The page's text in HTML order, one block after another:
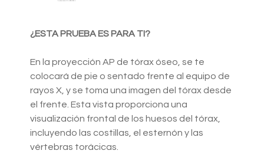
¿ESTA PRUEBA ES PARA TI?
En la proyección AP de tórax óseo, se te
colocará de pie o sentado frente al equipo de
rayos X, y se toma una imagen del tórax desde
el frente. Esta vista proporciona una
visualización frontal de los huesos del tórax,
incluyendo las costillas, el esternón y las
vértebras torácicas.